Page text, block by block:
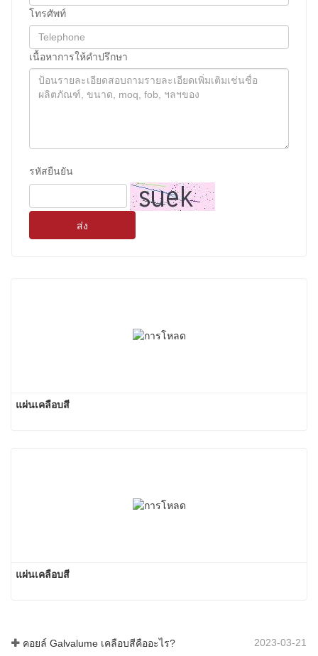
โทรศัพท์
เนื้อหาการให้คําปรึกษา
รหัสยืนยัน
ส่ง
แผ่นเคลือบสี
แผ่นเคลือบสี
คอยล์ Galvalume เคลือบสีคืออะไร? 2023-03-21